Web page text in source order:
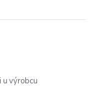
u výrobcu